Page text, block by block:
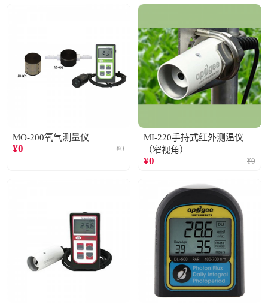
MO-200氧气测量仪
¥0 ¥0
MI-220手持式红外测温仪
（窄视角）
¥0 ¥0